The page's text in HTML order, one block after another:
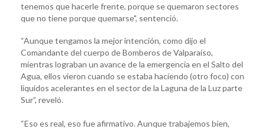
tenemos que hacerle frente, porque se quemaron sectores
que no tiene porque quemarse", sentenció.
“Aunque tengamos la mejor intención, como dijo el
Comandante del cuerpo de Bomberos de Valparaíso,
mientras lograban un avance de la emergencia en el Salto del
Agua, ellos vieron cuando se estaba haciendo (otro foco) con
líquidos acelerantes en el sector de la Laguna de la Luz parte
Sur”, reveló.
“Eso es real, eso fue afirmativo. Aunque trabajemos bien,